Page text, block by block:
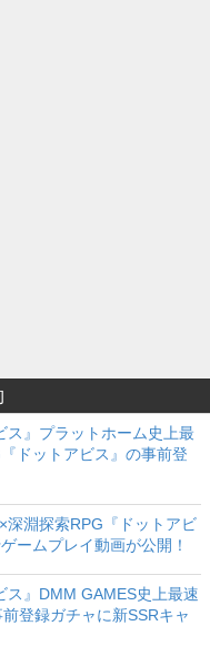
ス』プラットホーム史上最
ドットアビス』の事前登
深淵探索RPG『ドットアビ
ームプレイ動画が公開！
ス』DMM GAMES史上最速
登録ガチャに新SSRキャ